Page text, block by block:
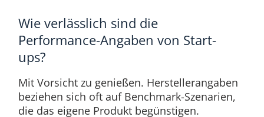
Wie verlässlich sind die
Performance-Angaben von Start-
ups?
Mit Vorsicht zu genießen. Herstellerangaben
beziehen sich oft auf Benchmark-Szenarien,
die das eigene Produkt begünstigen.